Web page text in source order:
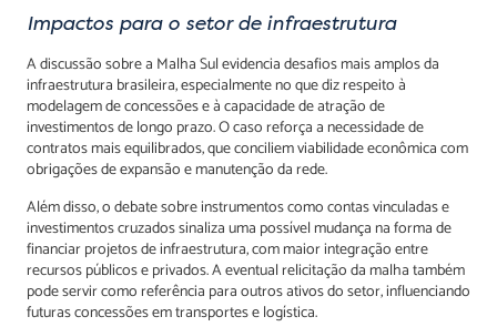
Impactos para o setor de infraestrutura
A discussão sobre a Malha Sul evidencia desafios mais amplos da
infraestrutura brasileira, especialmente no que diz respeito à
modelagem de concessões e à capacidade de atração de
investimentos de longo prazo. O caso reforça a necessidade de
contratos mais equilibrados, que conciliem viabilidade econômica com
obrigações de expansão e manutenção da rede.
Além disso, o debate sobre instrumentos como contas vinculadas e
investimentos cruzados sinaliza uma possível mudança na forma de
financiar projetos de infraestrutura, com maior integração entre
recursos públicos e privados. A eventual relicitação da malha também
pode servir como referência para outros ativos do setor, influenciando
futuras concessões em transportes e logística.